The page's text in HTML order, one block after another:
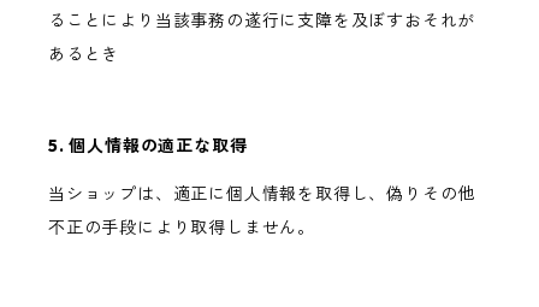
ることにより当該事務の遂行に支障を及ぼすおそれが
あるとき
5. 個人情報の適正な取得
当ショップは、適正に個人情報を取得し、偽りその他
不正の手段により取得しません。